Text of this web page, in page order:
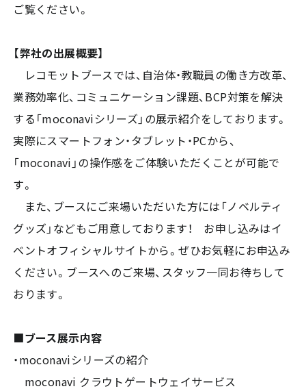
ご覧ください。
【弊社の出展概要】
レコモットブースでは、自治体・教職員の働き方改革、
業務効率化、コミュニケーション課題、BCP対策を解決
する「moconaviシリーズ」の展示紹介をしております。
実際にスマートフォン・タブレット・PCから、
「moconavi」の操作感をご体験いただくことが可能で
す。
また、ブースにご来場いただいた方には「ノベルティ
グッズ」などもご用意しております！ お申し込みはイ
ベントオフィシャルサイトから。ぜひお気軽にお申込み
ください。ブースへのご来場、スタッフ一同お待ちして
おります。
■ブース展示内容
・moconaviシリーズの紹介
moconavi クラウトゲートウェイサービス